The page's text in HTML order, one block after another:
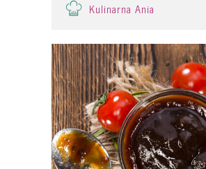
Kulinarna Ania